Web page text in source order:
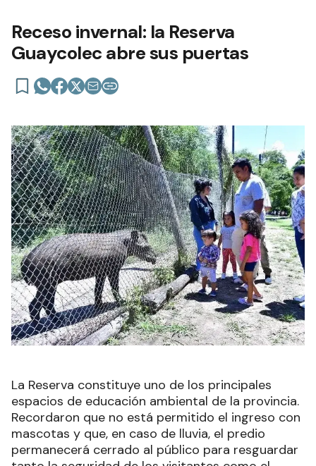
Receso invernal: la Reserva
Guaycolec abre sus puertas
La Reserva constituye uno de los principales
espacios de educación ambiental de la provincia.
Recordaron que no está permitido el ingreso con
mascotas y que, en caso de lluvia, el predio
permanecerá cerrado al público para resguardar